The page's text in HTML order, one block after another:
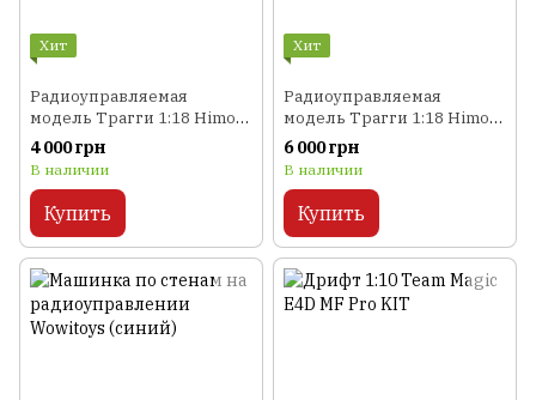
Хит
Радиоуправляемая
модель Трагги 1:18 Himoto
Centro E18XT Brushed
(белый)
4 000 грн
В наличии
Купить
Хит
Радиоуправляемая
модель Трагги 1:18 Himoto
Centro E18XTL Brushless
(белый)
6 000 грн
В наличии
Купить